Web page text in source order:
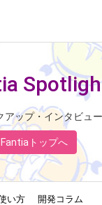
ップ・インタビュ
Fantiaトップへ
い方 開発コラム